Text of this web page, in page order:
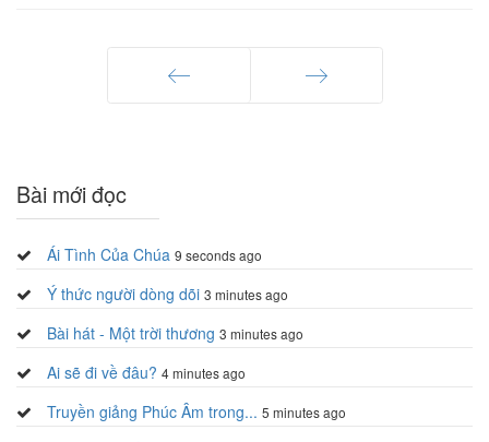
Bài mới đọc
Ái Tình Của Chúa 9 seconds ago
Ý thức người dòng dõi 3 minutes ago
Bài hát - Một trời thương 3 minutes ago
Ai sẽ đi về đâu? 4 minutes ago
Truyền giảng Phúc Âm trong... 5 minutes ago